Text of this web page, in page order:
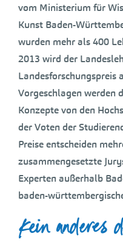
vom Ministerium für
Kunst Baden-
wurden mehr als 400
2013 wird der
Landesforschungspreis
Vorgeschlagen werden
Konzepte von den
der Voten der
Preise entscheiden
zusammengesetzte
Experten außerhalb
baden-
Kein anderes